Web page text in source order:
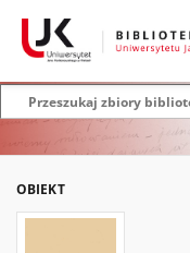
OBIEKT